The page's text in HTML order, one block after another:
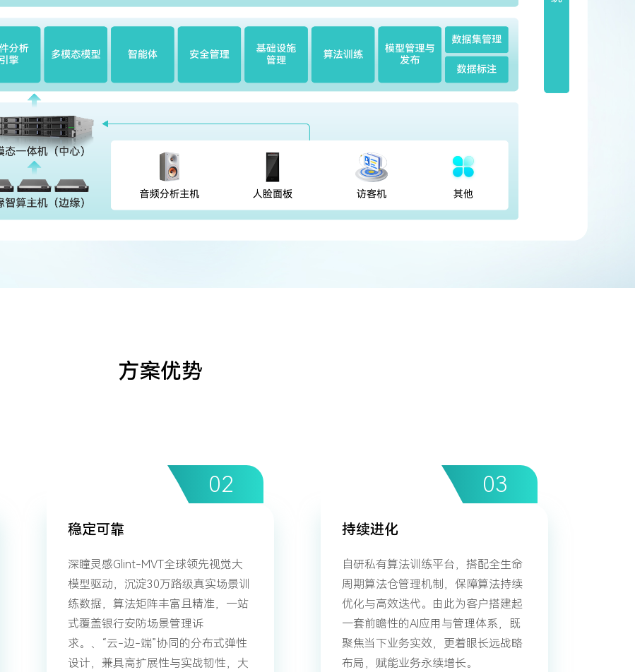
方案优势
稳定可靠
深瞳灵感Glint-MVT全球领先视觉大
模型驱动，沉淀30万路级真实场景训
练数据，算法矩阵丰富且精准，一站
式覆盖银行安防场景管理诉
求。、“云-边-端”协同的分布式弹性
设计，兼具高扩展性与实战韧性，大
持续进化
自研私有算法训练平台，搭配全生命
周期算法仓管理机制，保障算法持续
优化与高效迭代。由此为客户搭建起
一套前瞻性的AI应用与管理体系，既
聚焦当下业务实效，更着眼长远战略
布局，赋能业务永续增长。